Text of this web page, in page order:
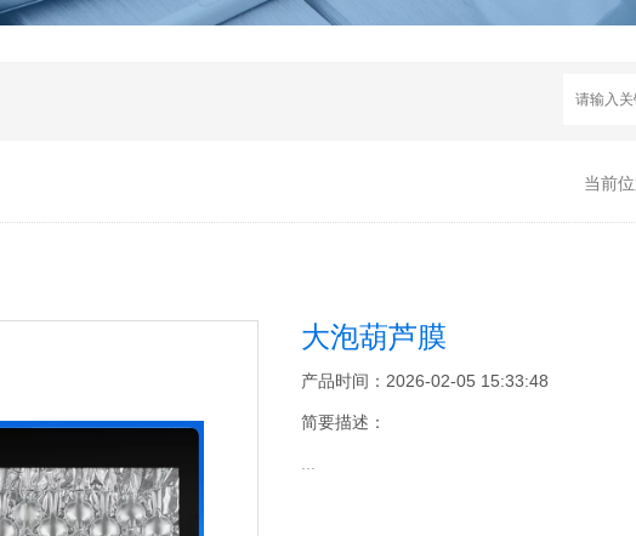
当前位
大泡葫芦膜
产品时间：2026-02-05 15:33:48
简要描述：